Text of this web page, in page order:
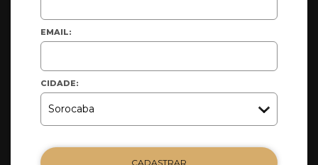
EMAIL:
CIDADE:
CADASTRAR